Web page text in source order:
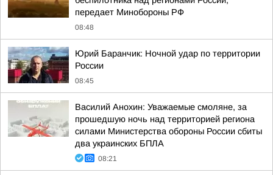
передает Минобороны РФ
08:48
Юрий Баранчик: Ночной удар по территории
России
08:45
Василий Анохин: Уважаемые смоляне, за
прошедшую ночь над территорией региона
силами Министерства обороны России сбиты
два украинских БПЛА
08:21